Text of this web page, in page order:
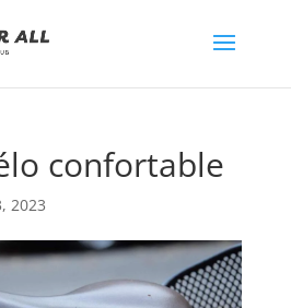
confortable
2023